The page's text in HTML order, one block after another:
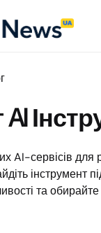
AI-сервісів для
інструмент
та